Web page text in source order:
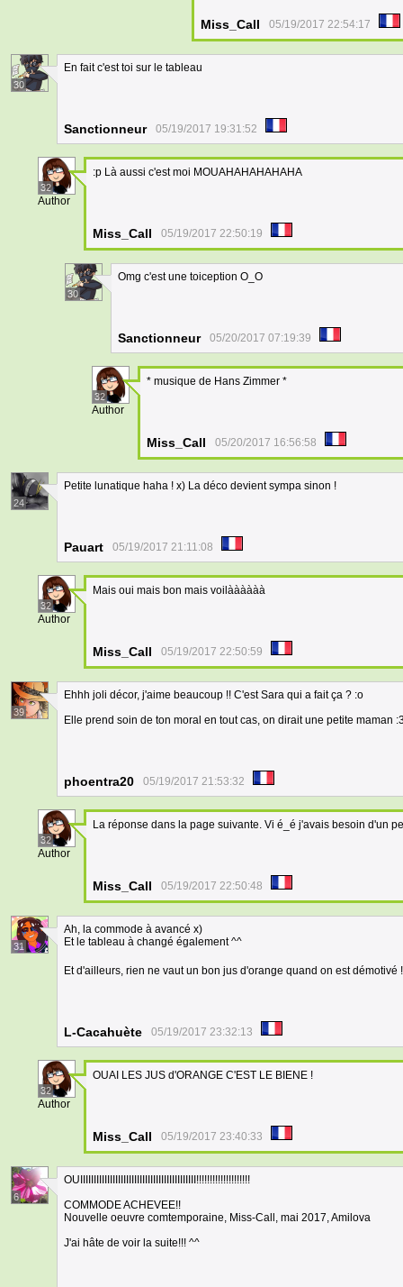
Miss_Call 05/19/2017 22:54:17
30
En fait c'est toi sur le tableau
Sanctionneur 05/19/2017 19:31:52
32
Author
:p Là aussi c'est moi MOUAHAHAHAHAHA
Miss_Call 05/19/2017 22:50:19
30
Omg c'est une toiception O_O
Sanctionneur 05/20/2017 07:19:39
32
Author
* musique de Hans Zimmer *
Miss_Call 05/20/2017 16:56:58
24
Petite lunatique haha ! x) La déco devient sympa sinon !
Pauart 05/19/2017 21:11:08
32
Author
Mais oui mais bon mais voilàààààà
Miss_Call 05/19/2017 22:50:59
39
Ehhh joli décor, j'aime beaucoup !! C'est Sara qui a fait ça ? :o
Elle prend soin de ton moral en tout cas, on dirait une petite maman
phoentra20 05/19/2017 21:53:32
32
Author
La réponse dans la page suivante. Vi é_é j'avais besoin d'un
Miss_Call 05/19/2017 22:50:48
31
Ah, la commode à avancé x)
Et le tableau à changé également ^^
Et d'ailleurs, rien ne vaut un bon jus d'orange quand on est démotivé
L-Cacahuète 05/19/2017 23:32:13
32
Author
OUAI LES JUS d'ORANGE C'EST LE BIENE !
Miss_Call 05/19/2017 23:40:33
6
OUIIIIIIIIIIIIIIIIIIIIIIIIIIIIIIIIIIIIIIIIIII!!!!!!!!!!!!!!!!!!!!
COMMODE ACHEVEE!!
Nouvelle oeuvre comtemporaine, Miss-Call, mai 2017, Amilova
J'ai hâte de voir la suite!!! ^^